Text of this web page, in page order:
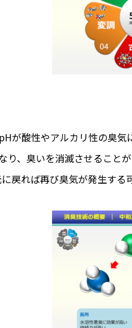
が酸性やアルカリ性の臭
り、臭いを消滅させること
戻れば再び臭気が発生する